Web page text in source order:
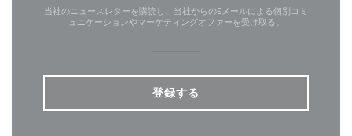
当社のニュースレターを購読し、当社からのEメールによる個別コミ
ュニケーションやマーケティングオファーを受け取る。
登録する